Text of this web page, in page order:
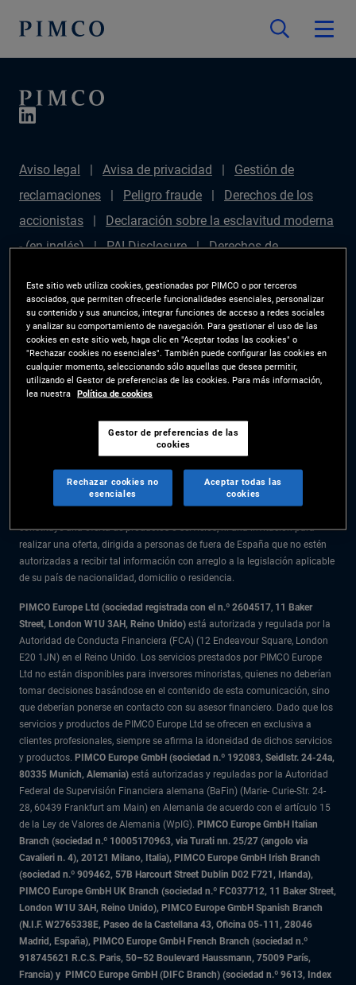
Aviso legal Avisa de privacidad
Gestión de
reclamaciones
Peligro fraude
Derechos de los
accionistas
Declaración sobre la esclavitud moderna
- (en inglés)
PAI Disclosure
Derechos de
preferencias de las cookies
PIMCO ESG Rating
Methodology
La información facilitada en el presente sitio web está destinada
exclusivamente a residentes en España.
título informativo y no debe considerarse asesoramiento en materia de
inversión. Se recomienda a los inversores que reciban asesoramiento
Los productos y servicios están disponibles solo para los residentes en la
constituye una oferta de productos o servicios, ni una invitación para
realizar una oferta, dirigida a personas de fuera de España que no estén
autorizadas a recibir tal información con arreglo a la legislación aplicable
de su país de nacionalidad, domicilio o residencia.
PIMCO Europe Ltd (sociedad registrada con el n.º 2604517, 11 Baker
Street, London W1U 3AH, Reino Unido) está autorizada y regulada por la
Autoridad de Conducta Financiera (FCA) (12 Endeavour Square, London
E20 1JN) en el Reino Unido. Los servicios prestados por PIMCO Europe
Ltd no están disponibles para inversores minoristas, quienes no deberían
tomar decisiones basándose en el contenido de esta comunicación, sino
que deberían ponerse en contacto con su asesor financiero. Dado que los
servicios y productos de PIMCO Europe Ltd se ofrecen en exclusiva a
clientes profesionales, siempre se afirma la idoneidad de dichos servicios
y productos. PIMCO Europe GmbH (sociedad n.º 192083, Seidlstr. 24-24a,
80335 Munich, Alemania) está autorizadas y reguladas por la Autoridad
Federal de Supervisión Financiera alemana (BaFin) (Marie- Curie-Str. 24-
28, 60439 Frankfurt am Main) en Alemania de acuerdo con el artículo 15
de la Ley de Valores de Alemania (WpIG). PIMCO Europe GmbH Italian
Branch (sociedad n.º 10005170963, via Turati nn. 25/27 (angolo via
Cavalieri n. 4), 20121 Milano, Italia), PIMCO Europe GmbH Irish Branch
(sociedad n.º 909462, 57B Harcourt Street Dublin D02 F721, Irlanda),
PIMCO Europe GmbH UK Branch (sociedad n.º FC037712, 11 Baker Street,
London W1U 3AH, Reino Unido), PIMCO Europe GmbH Spanish Branch
(N.I.F. W2765338E, Paseo de la Castellana 43, Oficina 05-111, 28046
Madrid, España), PIMCO Europe GmbH French Branch (sociedad n.º
918745621 R.C.S. Paris, 50–52 Boulevard Haussmann, 75009 París,
Francia) y PIMCO Europe GmbH (DIFC Branch) (sociedad n.º 9613, Index
Este sitio web utiliza cookies, gestionadas por PIMCO o por terceros
asociados, que permiten ofrecerle funcionalidades esenciales, personalizar
su contenido y sus anuncios, integrar funciones de acceso a redes sociales
y analizar su comportamiento de navegación. Para gestionar el uso de las
cookies en este sitio web, haga clic en "Aceptar todas las cookies" o
"Rechazar cookies no esenciales". También puede configurar las cookies en
cualquier momento, seleccionando sólo aquellas que desea permitir,
utilizando el Gestor de preferencias de las cookies. Para más información,
lea nuestra Política de cookies
Gestor de preferencias de las
cookies
Rechazar cookies no
esenciales
Aceptar todas las
cookies